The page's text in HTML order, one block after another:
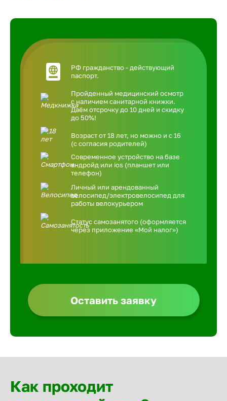
РФ гражданство - действующий
паспорт.
Пройденный медицинский осмотр
с наличием санитарной книжки.
Даём отсрочку до 10 дней и скидку
до 50%!
Возраст от 18 лет, но можно и с 16
(с согласия родителей)
Современное устройство на базе
андройд или ios (планшет или
телефон)
Личный или арендованный
велосипед/электровелосипед для
работы велокурьером
Статус самозанятого (оформляется
через приложение «Мой налог»)
Оставить заявку
Как проходит